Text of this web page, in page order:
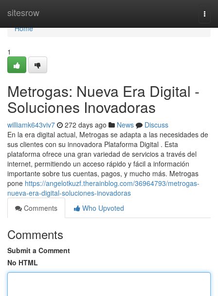
sitesrow
Home
Home
1
Metrogas: Nueva Era Digital -
Soluciones Inovadoras
williamk643viv7 272 days ago News
Discuss
En la era digital actual, Metrogas se adapta a las necesidades de
sus clientes con su innovadora Plataforma Digital . Esta
plataforma ofrece una gran variedad de servicios a través del
internet, permitiendo un acceso rápido y fácil a información
importante sobre tus cuentas, pagos, y mucho más. Metrogas
pone https://angelotkuzf.therainblog.com/36964793/metrogas-
nueva-era-digital-soluciones-inovadoras
Comments
Who Upvoted
Comments
Submit a Comment
No HTML